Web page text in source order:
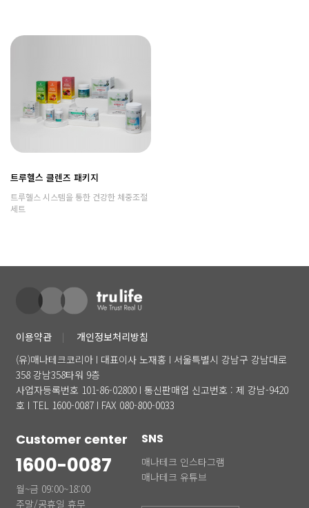
트루헬스 클렌즈 패키지
트루헬스 시스템을 통한 건강한 체중조절
세트
이용약관
개인정보처리방침
(유)매나테크코리아 I 대표이사 노재홍 I 서울특별시 강남구 강남대로
358 강남358타워 9층
사업자등록번호 101-86-02800 I 통신판매업 신고번호 : 제 강남-9420
호 I TEL 1600-0087 I FAX 080-800-0033
Customer center
1600-0087
월~금 09:00~18:00
주말/공휴일 휴무
SNS
매나테크 인스타그램
매나테크 유튜브